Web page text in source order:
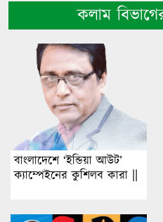
কলাম
বাংলাদেশে ‘ইন্ডিয়া আউট’
ক্যাম্পেইনের কুশিলব কারা ||